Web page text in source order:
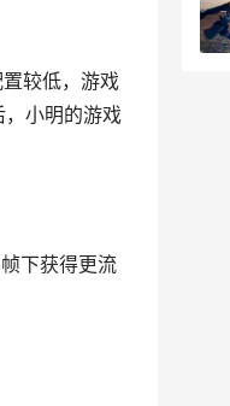
较低，游戏
小明的游戏
下获得更流